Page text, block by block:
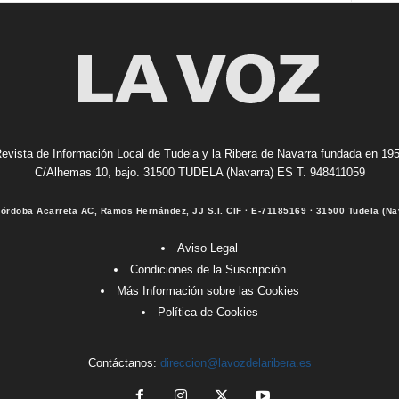
de Información Local de Tudela y la Ribera de Navarra fundada en
C/Alhemas 10, bajo. 31500 TUDELA (Navarra) ES T. 948411059
Acarreta AC, Ramos Hernández, JJ S.I. CIF · E-71185169 · 31500 Tudela
Aviso Legal
Condiciones de la Suscripción
Más Información sobre las Cookies
Política de Cookies
Contáctanos: direccion@lavozdelaribera.es